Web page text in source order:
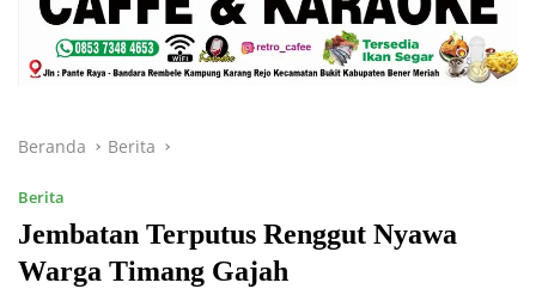
Beranda Berita
Berita
Jembatan Terputus Renggut Nyawa
Warga Timang Gajah